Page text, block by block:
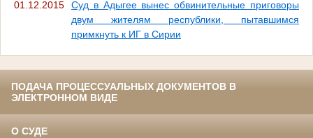
01.12.2015
Суд в Адыгее вынес обвинительные приговоры
двум жителям республики, пытавшимся
примкнуть к ИГ в Сирии
ПОДАЧА ПРОЦЕССУАЛЬНЫХ ДОКУМЕНТОВ В
ЭЛЕКТРОННОМ ВИДЕ
О СУДЕ